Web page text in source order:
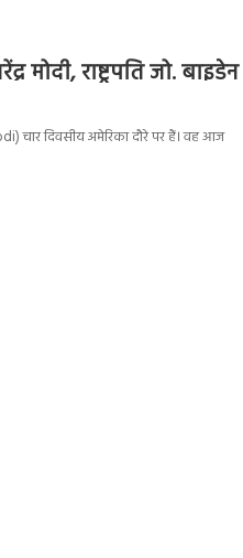
मोदी, राष्ट्रपति जो. बाइडेन
चार दिवसीय अमेरिका दौरे पर हैं। वह आज